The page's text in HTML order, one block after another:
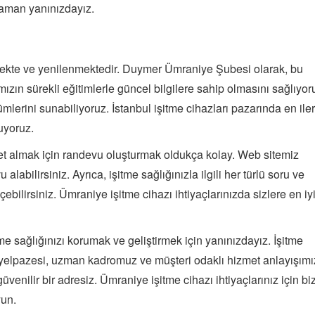
yanınızdayız.
ve yenilenmektedir. Duymer Ümraniye Şubesi olarak, bu
sürekli eğitimlerle güncel bilgilere sahip olmasını
sunabiliyoruz. İstanbul işitme cihazları pazarında en
almak için randevu oluşturmak oldukça kolay. Web sitemiz
Ayrıca, işitme sağlığınızla ilgili her türlü soru ve
Ümraniye işitme cihazı ihtiyaçlarınızda sizlere en iyi
korumak ve geliştirmek için yanınızdayız. İşitme
uzman kadromuz ve müşteri odaklı hizmet
bir adresiz. Ümraniye işitme cihazı ihtiyaçlarınız için